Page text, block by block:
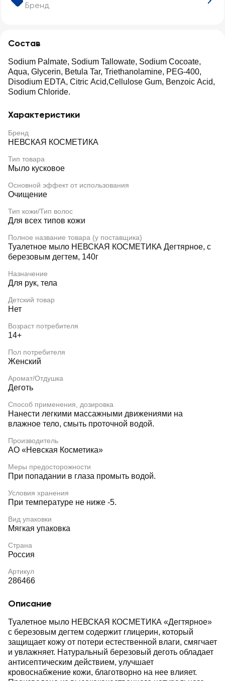
Бренд
Состав
Sodium Palmate, Sodium Tallowate, Sodium Cocoate,
Aqua, Glycerin, Betula Tar, Triethanolamine, PEG-400,
Disodium EDTA, Citric Acid,Cellulose Gum, Benzoic Acid,
Sodium Chloride.
Характеристики
Бренд
НЕВСКАЯ КОСМЕТИКА
Тип товара
Мыло кусковое
Основной эффект от использования
Очищение
Тип кожи/Тип волос
Для всех типов кожи
Полное название товара (у поставщика)
Туалетное мыло НЕВСКАЯ КОСМЕТИКА Дегтярное, с
березовым дегтем, 140г
Назначение
Для рук, тела
Детский товар
Нет
Возраст потребителя
14+
Пол потребителя
Женский
Аромат/Отдушка
Деготь
Способ применения, дозировка
Нанести легкими массажными движениями на
влажное тело, смыть проточной водой.
Производитель
АО «Невская Косметика»
Меры предосторожности
При попадании в глаза промыть водой.
Условия хранения
При температуре не ниже -5.
Вид упаковки
Мягкая упаковка
Страна
Россия
Артикул
286466
Описание
Туалетное мыло НЕВСКАЯ КОСМЕТИКА «Дегтярное»
с березовым дегтем содержит глицерин, который
защищает кожу от потери естественной влаги, смягчает
и увлажняет. Натуральный березовый деготь обладает
антисептическим действием, улучшает
кровоснабжение кожи, благотворно на нее влияет.